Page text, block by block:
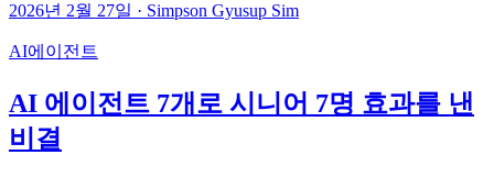
2026년 2월 27일 · Simpson Gyusup Sim
AI에이전트
AI 에이전트 7개로 시니어 7명 효과를 낸
비결